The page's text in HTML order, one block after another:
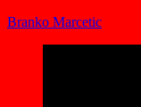
Branko Marcetic